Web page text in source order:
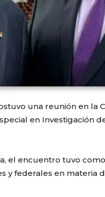
una reunión en la
en Investigación
el encuentro tuvo
y federales en materia